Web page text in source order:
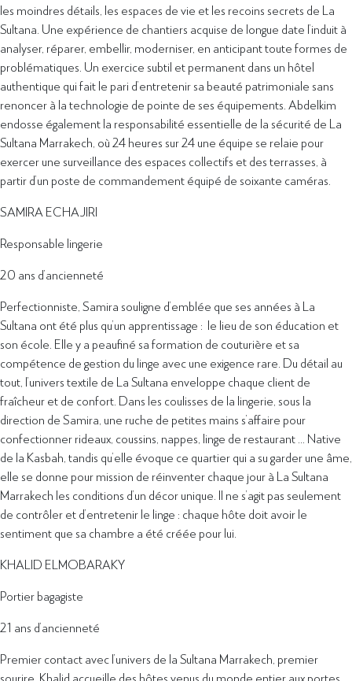
les moindres détails, les espaces de vie et les recoins secrets de La
Sultana. Une expérience de chantiers acquise de longue date l’induit à
analyser, réparer, embellir, moderniser, en anticipant toute formes de
problématiques. Un exercice subtil et permanent dans un hôtel
authentique qui fait le pari d’entretenir sa beauté patrimoniale sans
renoncer à la technologie de pointe de ses équipements. Abdelkim
endosse également la responsabilité essentielle de la sécurité de La
Sultana Marrakech, où 24 heures sur 24 une équipe se relaie pour
exercer une surveillance des espaces collectifs et des terrasses, à
partir d’un poste de commandement équipé de soixante caméras.
SAMIRA ECHAJIRI
Responsable lingerie
20 ans d’ancienneté
Perfectionniste, Samira souligne d’emblée que ses années à La
Sultana ont été plus qu’un apprentissage : le lieu de son éducation et
son école. Elle y a peaufiné sa formation de couturière et sa
compétence de gestion du linge avec une exigence rare. Du détail au
tout, l’univers textile de La Sultana enveloppe chaque client de
fraîcheur et de confort. Dans les coulisses de la lingerie, sous la
direction de Samira, une ruche de petites mains s’affaire pour
confectionner rideaux, coussins, nappes, linge de restaurant … Native
de la Kasbah, tandis qu’elle évoque ce quartier qui a su garder une âme,
elle se donne pour mission de réinventer chaque jour à La Sultana
Marrakech les conditions d’un décor unique. Il ne s’agit pas seulement
de contrôler et d’entretenir le linge : chaque hôte doit avoir le
sentiment que sa chambre a été créée pour lui.
KHALID ELMOBARAKY
Portier bagagiste
21 ans d’ancienneté
Premier contact avec l’univers de la Sultana Marrakech, premier
sourire. Khalid accueille des hôtes venus du monde entier aux portes